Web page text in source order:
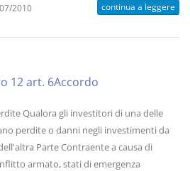
2010 continua a leggere
12 art. 6Accordo
Qualora gli investitori di una delle
perdite o danni negli investimenti da
Parte Contraente a causa di
armato, stati di emergenza